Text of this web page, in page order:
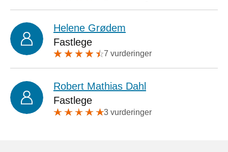
Helene Grødem
Fastlege
7 vurderinger
Robert Mathias Dahl
Fastlege
3 vurderinger